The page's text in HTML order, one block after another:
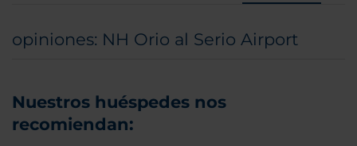
opiniones: NH Orio al Serio Airport
Nuestros huéspedes nos
recomiendan: